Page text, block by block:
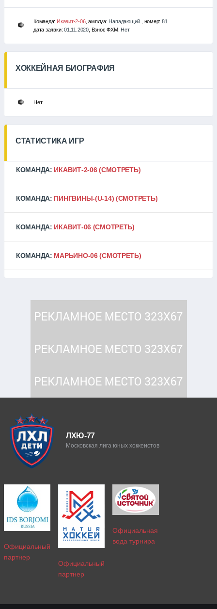
Команда: Икавит-2-06, амплуа: Нападающий , номер:81
дата заявки:01.11.2020, Взнос ФХМ: Нет
ХОККЕЙНАЯ БИОГРАФИЯ
Нет
СТАТИСТИКА ИГР
КОМАНДА: ИКАВИТ-2-06 (СМОТРЕТЬ)
КОМАНДА: ПИНГВИНЫ-(U-14) (СМОТРЕТЬ)
КОМАНДА: ИКАВИТ-06 (СМОТРЕТЬ)
КОМАНДА: МАРЬИНО-06 (СМОТРЕТЬ)
ЛХЮ-77
Московская лига юных хоккеистов
Официальный
партнер
Официальный
партнер
Официальная
вода турнира